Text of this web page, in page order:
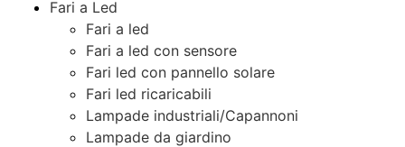
Fari a Led
Fari a led
Fari a led con sensore
Fari led con pannello solare
Fari led ricaricabili
Lampade industriali/Capannoni
Lampade da giardino